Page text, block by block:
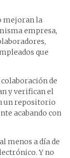
mejoran la
empresa,
que
de
y verifican el
un repositorio
acabando con
menos a día de
Y no